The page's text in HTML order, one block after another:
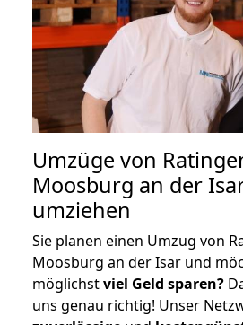
Umzüge von
Moosburg an der
umziehen
Sie planen einen Umzug von
Moosburg an der Isar und
möglichstviel Geld sparen?
uns genau richtig! Unser